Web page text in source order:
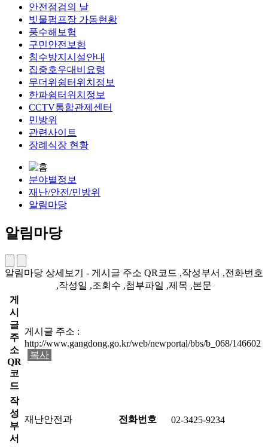
안전점검의 날
빗물펌프장 가동현황
풍수해보험
구민안전보험
침수방지시설안내
집중호우대비요령
무더위쉼터위치정보
한파쉼터위치정보
CCTV통합관제센터
민방위
관련사이트
장례식장 현황
분야별정보
재난/안전/민방위
알림마당
알림마당
알림마당 상세보기 - 게시글 주소 QR코드 ,작성부서 ,전화번호
,작성일 ,조회수 ,첨부파일 ,제목 ,본문
게
시
글
주
소
QR
코
드
게시글 주소 :
http://www.gangdong.go.kr/web/newportal/bbs/b_068/146602
복사
작
성
부
서
재난안전과 전화번호 02-3425-9234